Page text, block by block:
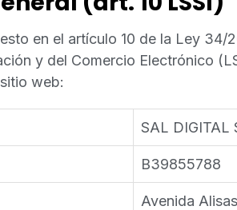
en el artículo 10 de la Ley 34/
y del Comercio Electrónico
web:
SAL DIGITAL
B39855788
Avenida